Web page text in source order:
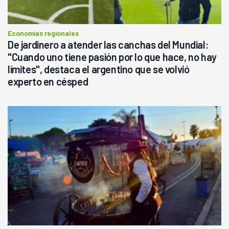
Economías regionales
De jardinero a atender las canchas del Mundial:
"Cuando uno tiene pasión por lo que hace, no hay
límites", destaca el argentino que se volvió
experto en césped